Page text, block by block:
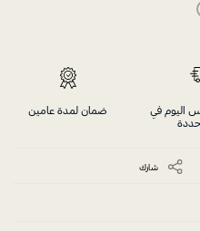
اليوم في
ضمان لمدة عامين
شارك